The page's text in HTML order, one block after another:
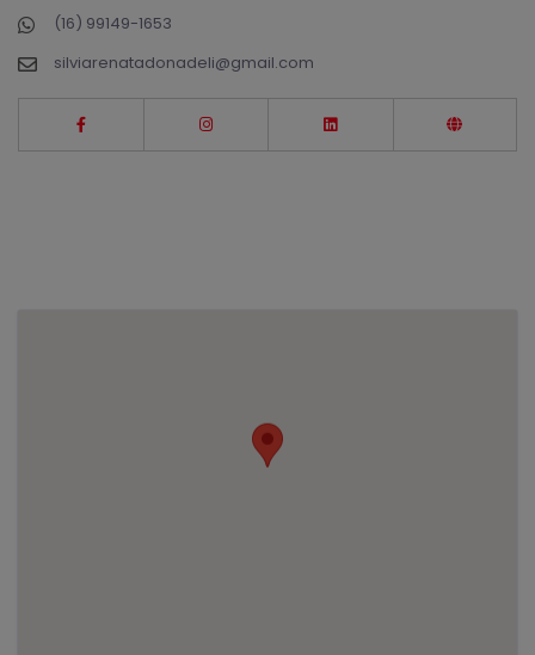
(16) 99149-1653
silviarenatadonadeli@gmail.com